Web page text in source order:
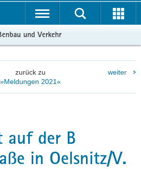
und Verkehr
zurück zu
»Meldungen 2021«
weiter
auf der B
in Oelsnitz/V.